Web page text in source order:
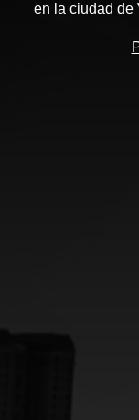
en la ciudad de